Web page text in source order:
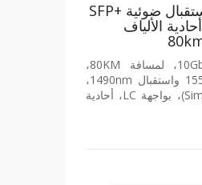
وحدة إرسال واستقبال ضوئية +SFP
‎SFP-10G5549‎ أحادية الألياف
+SFP بسرعة ‎10Gbps‎، لمسافة ‎80KM‎،
بطول إرسال ‎1550nm‎ واستقبال ‎1490nm‎،
بألياف أحادية ‎(Simplex)‎، بواجهة ‎LC‎، أحادية